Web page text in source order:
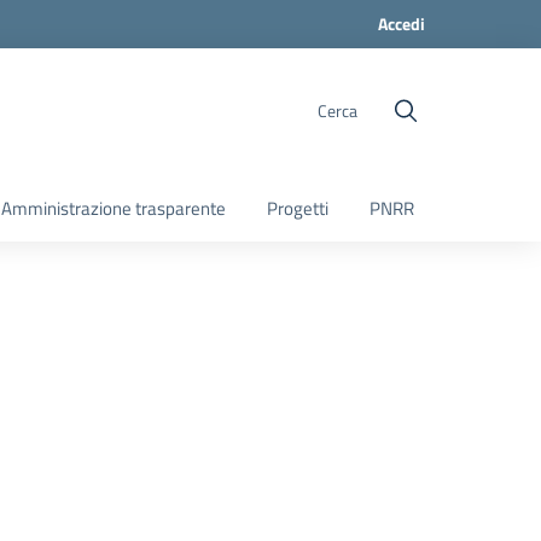
Accedi
Cerca
Amministrazione trasparente Progetti PNRR